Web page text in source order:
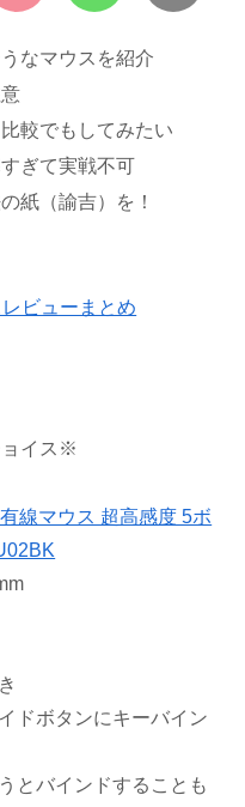
なマウスを紹介
較でもしてみたい
ぎて実戦不可
紙（諭吉）を！
ビューまとめ
ョイス※
線マウス 超高感度 5ボ
ドボタンにキーバイン
とバインドすることも